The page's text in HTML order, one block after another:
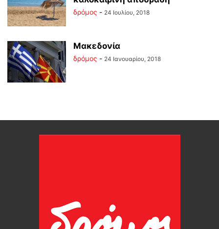
δρόμος - 24 Ιουλίου, 2018
Μακεδονία
δρόμος - 24 Ιανουαρίου, 2018